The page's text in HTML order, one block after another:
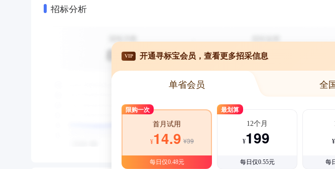
招标分析
VIP 开通寻标宝会员，查看更多招采信息
单省会员 全
限购一次
首月试用
¥14.9 ¥39
每日仅0.48元
最划算
12个月
¥199
每日仅0.55元
¥
每